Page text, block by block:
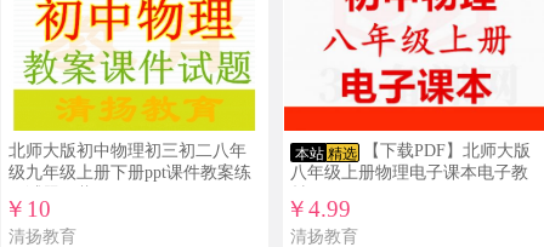
北师大版初中物理初三初二八年
级九年级上册下册ppt课件教案练
￥10
清扬教育
本站 精选
【下载PDF】北师大版
八年级上册物理电子课本电子教
￥4.99
清扬教育